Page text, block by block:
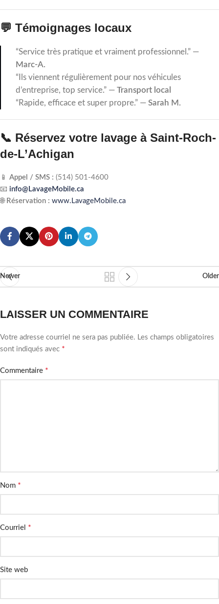
💬 Témoignages locaux
“Service très pratique et vraiment professionnel.” —
Marc-A.
“Ils viennent régulièrement pour nos véhicules
d’entreprise, top service.” — Transport local
“Rapide, efficace et super propre.” — Sarah M.
📞 Réservez votre lavage à Saint-Roch-
de-L’Achigan
📱 Appel / SMS : (514) 501-4600
📧 info@LavageMobile.ca
🌐 Réservation : www.LavageMobile.ca
Newer Older
LAISSER UN COMMENTAIRE
Votre adresse courriel ne sera pas publiée. Les champs obligatoires
sont indiqués avec *
Commentaire *
Nom *
Courriel *
Site web